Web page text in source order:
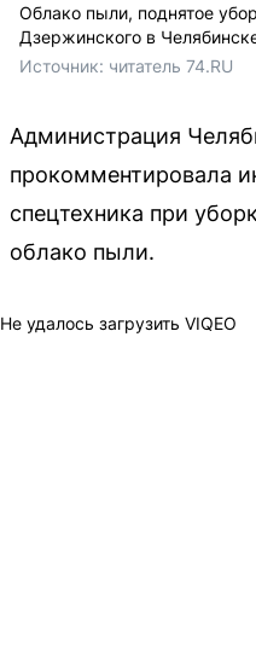
Облако пыли, поднятое
Дзержинского в
Источник: читатель 74.RU
Администрация
прокомментировала
спецтехника при
облако пыли.
Не удалось загрузить VIQEO